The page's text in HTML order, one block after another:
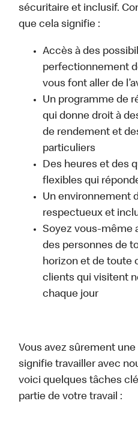
sécuritaire et inclusif.
que cela signifie :
Accès à des
perfectionnement
vous font aller de
Un programme de
qui donne droit à
de rendement et
particuliers
Des heures et des
flexibles qui
Un environnement
respectueux et
Soyez vous-même
des personnes de
horizon et de toute
clients qui visitent
chaque jour
Vous avez sûrement
signifie travailler avec
voici quelques tâches
partie de votre travail :